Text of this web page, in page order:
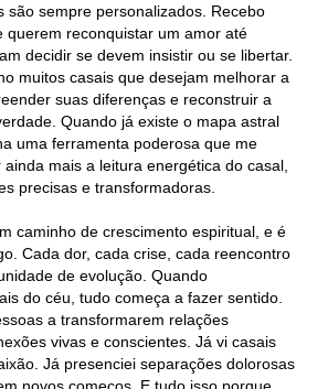
são sempre personalizados. Recebo
querem reconquistar um amor até
decidir se devem insistir ou se libertar.
muitos casais que desejam melhorar a
suas diferenças e reconstruir a
Quando já existe o mapa astral
uma ferramenta poderosa que me
mais a leitura energética do casal,
precisas e transformadoras.
caminho de crescimento espiritual, e é
Cada dor, cada crise, cada reencontro
de evolução. Quando
do céu, tudo começa a fazer sentido.
a transformarem relações
vivas e conscientes. Já vi casais
Já presenciei separações dolorosas